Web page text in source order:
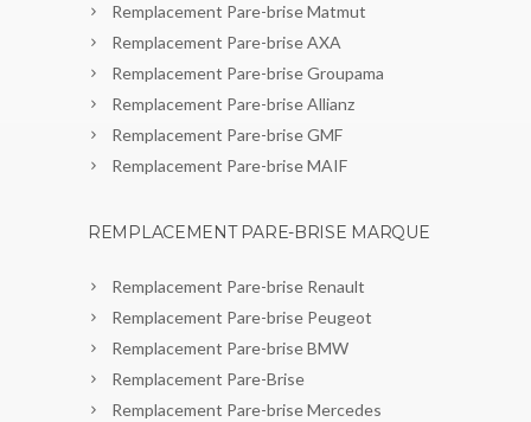
Remplacement Pare-brise Matmut
Remplacement Pare-brise AXA
Remplacement Pare-brise Groupama
Remplacement Pare-brise Allianz
Remplacement Pare-brise GMF
Remplacement Pare-brise MAIF
REMPLACEMENT PARE-BRISE MARQUE
Remplacement Pare-brise Renault
Remplacement Pare-brise Peugeot
Remplacement Pare-brise BMW
Remplacement Pare-Brise
Remplacement Pare-brise Mercedes